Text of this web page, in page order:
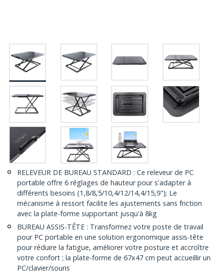
RELEVEUR DE BUREAU STANDARD : Ce releveur de PC
portable offre 6 réglages de hauteur pour s'adapter à
différents besoins (1,8/8,5/10,4/12/14,4/15,9"); Le
mécanisme à ressort facilite les ajustements sans friction
avec la plate-forme supportant jusqu'à 8kg
BUREAU ASSIS-TÊTE : Transformez votre poste de travail
pour PC portable en une solution ergonomique assis-tête
pour réduire la fatigue, améliorer votre posture et accroître
votre confort ; la plate-forme de 67x47 cm peut accueillir un
PC/clavier/souris